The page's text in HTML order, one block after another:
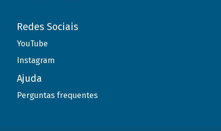
Redes Sociais
YouTube
Instagram
Ajuda
Perguntas frequentes